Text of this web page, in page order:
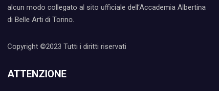
alcun modo collegato al sito ufficiale dell’Accademia Albertina
di Belle Arti di Torino.
Copyright ©2023 Tutti i diritti riservati
ATTENZIONE